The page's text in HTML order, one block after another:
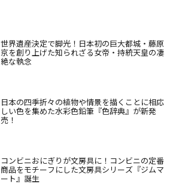
世界遺産決定で脚光！日本初の巨大都城・藤原
京を創り上げた知られざる女帝・持統天皇の凄
絶な執念
日本の四季折々の植物や情景を描くことに相応
しい色を集めた水彩色鉛筆『色辞典』が新発
売！
コンビニおにぎりが文房具に！コンビニの定番
商品をモチーフにした文房具シリーズ『ジムマ
ート』誕生